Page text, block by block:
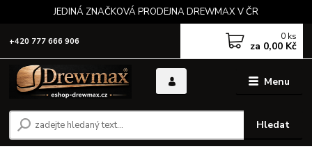
JEDINÁ ZNAČKOVÁ PRODEJNA DREWMAX V ČR
Menu
Hledat
+420 777 666 906 0 ks
za 0,00 Kč